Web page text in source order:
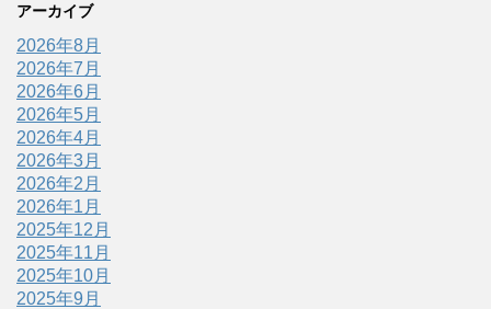
アーカイブ
2026年8月
2026年7月
2026年6月
2026年5月
2026年4月
2026年3月
2026年2月
2026年1月
2025年12月
2025年11月
2025年10月
2025年9月